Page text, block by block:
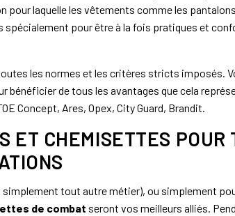
pour laquelle les vêtements comme les
spécialement pour être à la fois pratiques et
les normes et les critères stricts imposés.
bénéficier de tous les avantages que cela
Concept, Ares, Opex, City Guard, Brandit.
ET CHEMISETTES POUR
tout autre métier), ou simplement
de combat seront vos meilleurs alliés.